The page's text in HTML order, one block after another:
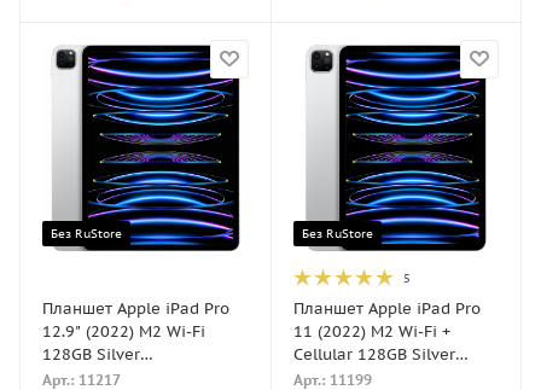
Без RuStore
Планшет Apple iPad Pro
12.9" (2022) M2 Wi-Fi
128GB Silver
(Серебристый)
Арт.: 11217
Без RuStore
5
Планшет Apple iPad Pro
11 (2022) M2 Wi-Fi +
Cellular 128GB Silver
(Серебристый)
Арт.: 11199